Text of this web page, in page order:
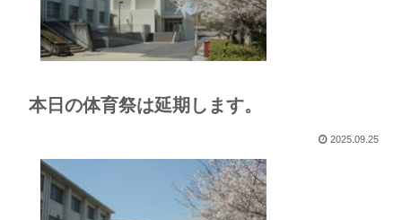
本日の体育祭は延期します。
2025.09.25